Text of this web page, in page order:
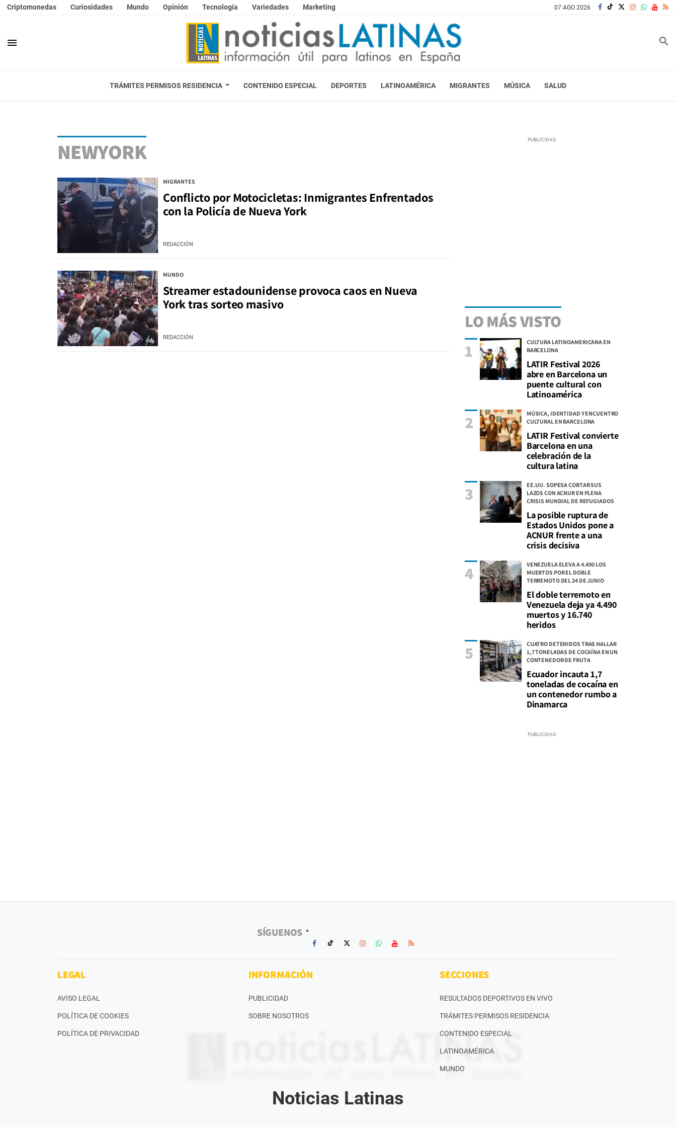
Criptomonedas Curiosidades Mundo Opinión Tecnología Variedades Marketing 07 AGO 2026
menu search
TRÁMITES PERMISOS RESIDENCIA CONTENIDO ESPECIAL DEPORTES LATINOAMÉRICA MIGRANTES MÚSICA SALUD
NEWYORK
MIGRANTES
Conflicto por Motocicletas: Inmigrantes Enfrentados
con la Policía de Nueva York
REDACCIÓN
MUNDO
Streamer estadounidense provoca caos en Nueva
York tras sorteo masivo
REDACCIÓN
LO MÁS VISTO
CULTURA LATINOAMERICANA EN
BARCELONA
LATIR Festival 2026
abre en Barcelona un
puente cultural con
Latinoamérica
1
MÚSICA, IDENTIDAD Y ENCUENTRO
CULTURAL EN BARCELONA
LATIR Festival convierte
Barcelona en una
celebración de la
cultura latina
2
EE.UU. SOPESA CORTAR SUS
LAZOS CON ACNUR EN PLENA
CRISIS MUNDIAL DE REFUGIADOS
La posible ruptura de
Estados Unidos pone a
ACNUR frente a una
crisis decisiva
3
VENEZUELA ELEVA A 4.490 LOS
MUERTOS POR EL DOBLE
TERREMOTO DEL 24 DE JUNIO
El doble terremoto en
Venezuela deja ya 4.490
muertos y 16.740
heridos
4
CUATRO DETENIDOS TRAS HALLAR
1,7 TONELADAS DE COCAÍNA EN UN
CONTENEDOR DE FRUTA
Ecuador incauta 1,7
toneladas de cocaína en
un contenedor rumbo a
Dinamarca
5
SÍGUENOS
LEGAL
AVISO LEGAL
POLÍTICA DE COOKIES
POLÍTICA DE PRIVACIDAD
INFORMACIÓN
PUBLICIDAD
SOBRE NOSOTROS
SECCIONES
RESULTADOS DEPORTIVOS EN VIVO
TRÁMITES PERMISOS RESIDENCIA
CONTENIDO ESPECIAL
LATINOAMÉRICA
MUNDO
Noticias Latinas